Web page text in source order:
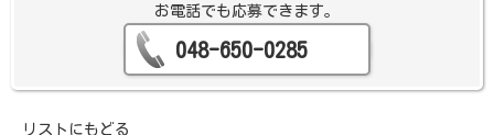
お電話でも応募できます。
048-650-0285
リストにもどる